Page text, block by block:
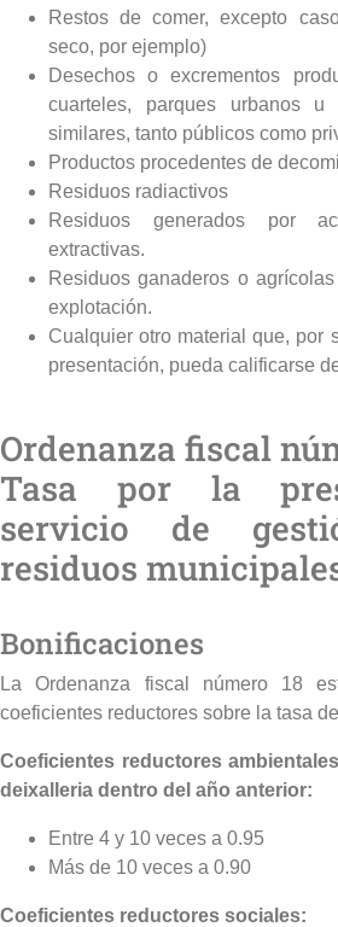
Restos de comer, excepto
seco, por ejemplo)
Desechos o excrementos
cuarteles, parques urbanos u
similares, tanto públicos como
Productos procedentes de
Residuos radiactivos
Residuos generados por
extractivas.
Residuos ganaderos o
explotación.
Cualquier otro material que, por
presentación, pueda calificarse
Ordenanza fiscal
Tasa por la
servicio de
residuos
Bonificaciones
La Ordenanza fiscal número 18
coeficientes reductores sobre la tasa
Coeficientes reductores
deixalleria dentro del año anterior:
Entre 4 y 10 veces a 0.95
Más de 10 veces a 0.90
Coeficientes reductores sociales: